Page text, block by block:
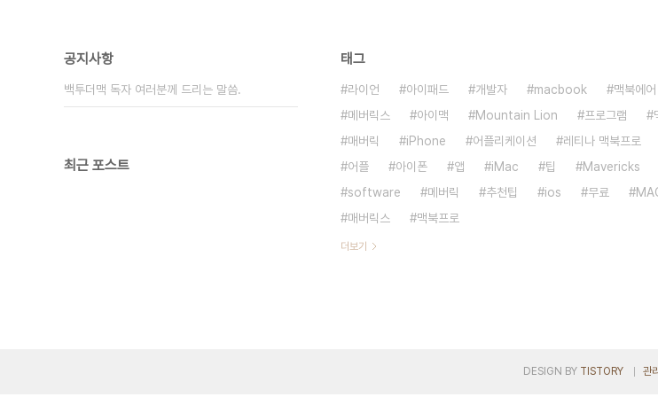
공지사항
백투더맥 독자 여러분께 드리는 말씀.
최근 포스트
태그
라이언 아이패드 개발자 macbook 맥북에어
메버릭스
아이맥 Mountain Lion 프로그램
매버릭
iPhone 어플리케이션 레티나 맥북프로
어플
아이폰 앱 iMac 팁 Mavericks
software
메버릭 추천팁 ios 무료
매버릭스
맥북프로
더보기
DESIGN BY TISTORY 관